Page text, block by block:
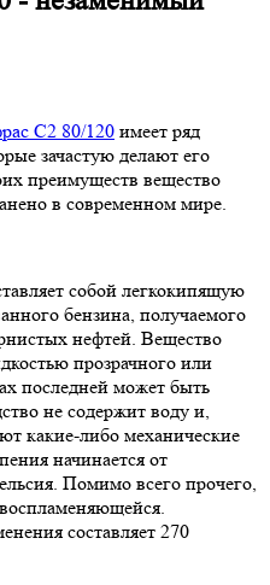
С2 80/120 имеет ряд
зачастую делают его
преимуществ вещество
в современном мире.
собой легкокипящую
бензина, получаемого
нефтей. Вещество
прозрачного или
последней может быть
не содержит воду и,
какие-либо механические
начинается от
Помимо всего прочего,
составляет 270